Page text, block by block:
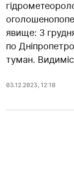
явище: 3
по
туман.
03.12.2023, 12:18